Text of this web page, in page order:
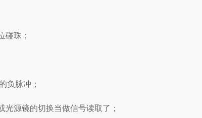
碰珠；
负脉冲；
源镜的切换当做信号读取了；